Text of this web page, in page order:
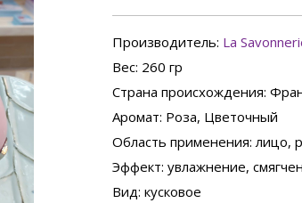
Производитель: La
Вес: 260 гр
Страна происхождения:
Аромат: Роза, Цветочный
Область применения: лицо,
Эффект: увлажнение,
Вид: кусковое